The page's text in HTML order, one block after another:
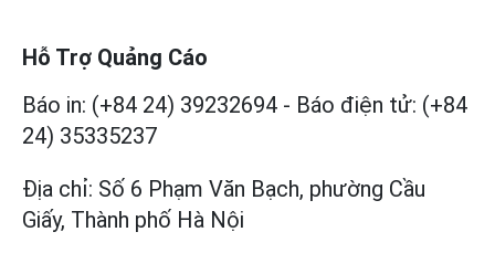
Hỗ Trợ Quảng Cáo
Báo in: (+84 24) 39232694 - Báo điện tử: (+84
24) 35335237
Địa chỉ: Số 6 Phạm Văn Bạch, phường Cầu
Giấy, Thành phố Hà Nội